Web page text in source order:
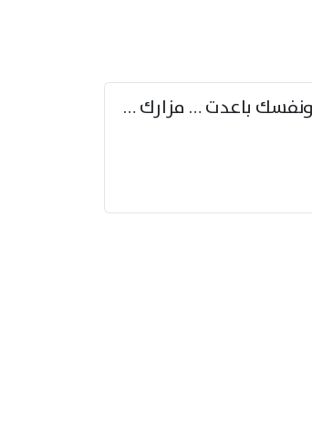
حننت إلى ريّا ونفسك باعدت … مزارك من ريّا وشعباكما معا